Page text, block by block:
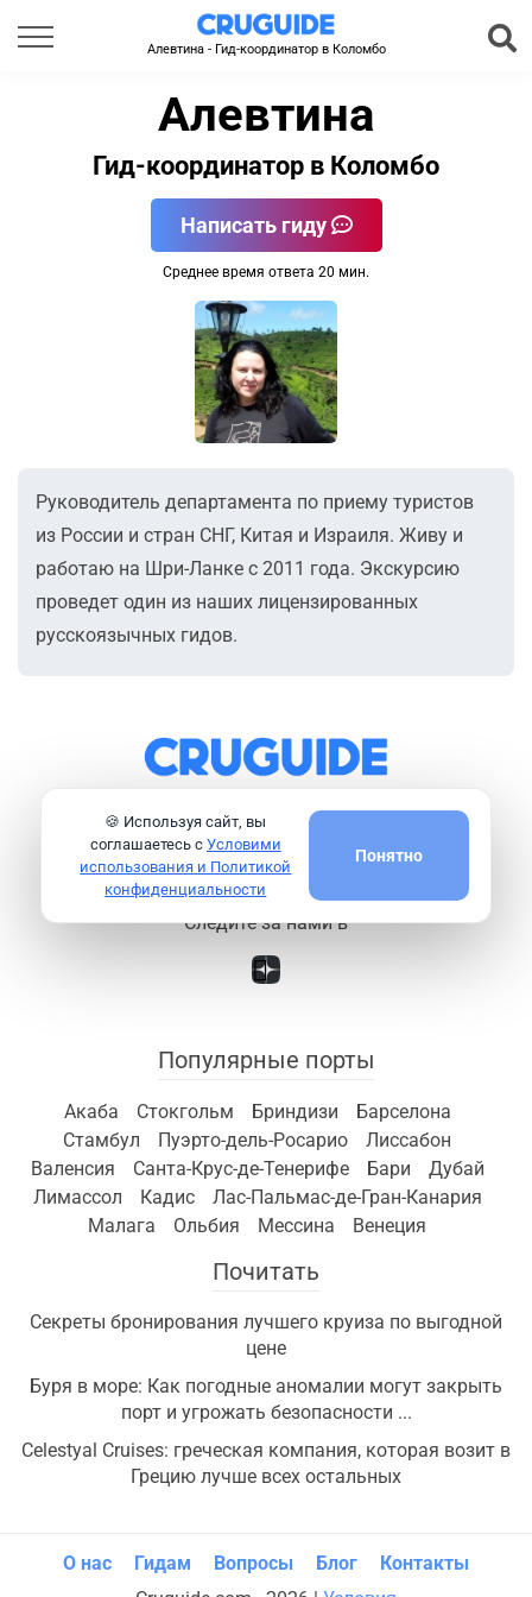
Алевтина - Гид-координатор в Коломбо
Алевтина
Гид-координатор в Коломбо
Написать гиду
Среднее время ответа 20 мин.
Руководитель департамента по приему туристов
из России и стран СНГ, Китая и Израиля. Живу и
работаю на Шри-Ланке с 2011 года. Экскурсию
проведет один из наших лицензированных
русскоязычных гидов.
Удобный сервис для поиска вдохновляющих
экскурсий и развлечений в любом порту мира
Отзыв о сайте
Следите за нами в
Популярные порты
Акаба Стокгольм Бриндизи
Барселона
Стамбул
Пуэрто-дель-Росарио
Лиссабон
Валенсия
Санта-Крус-де-Тенерифе Бари
Дубай
Лимассол
Кадис
Лас-Пальмас-де-Гран-Канария
Малага
Ольбия Мессина Венеция
Почитать
Секреты бронирования лучшего круиза по выгодной
цене
Буря в море: Как погодные аномалии могут закрыть
порт и угрожать безопасности ...
Celestyal Cruises: греческая компания, которая возит в
Грецию лучше всех остальных
🍪 Используя сайт, вы
соглашаетесь с Условими
использования и Политикой
конфиденциальности
Понятно
О нас Гидам Вопросы Блог Контакты